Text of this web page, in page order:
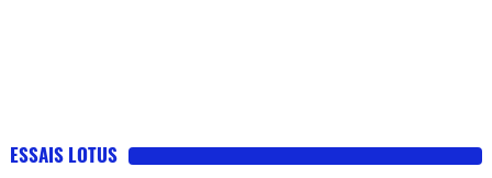
ESSAIS LOTUS